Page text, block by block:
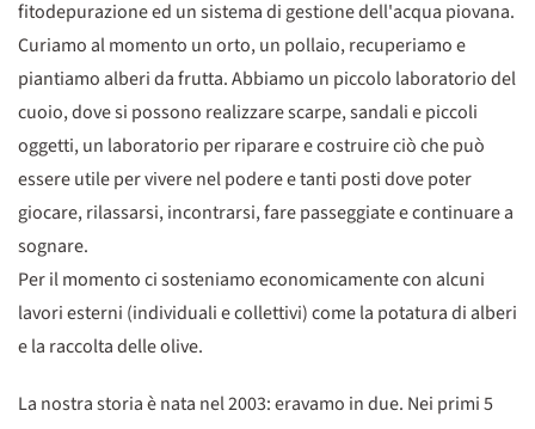
fitodepurazione ed un sistema di gestione dell'acqua piovana.
Curiamo al momento un orto, un pollaio, recuperiamo e
piantiamo alberi da frutta. Abbiamo un piccolo laboratorio del
cuoio, dove si possono realizzare scarpe, sandali e piccoli
oggetti, un laboratorio per riparare e costruire ciò che può
essere utile per vivere nel podere e tanti posti dove poter
giocare, rilassarsi, incontrarsi, fare passeggiate e continuare a
sognare.
Per il momento ci sosteniamo economicamente con alcuni
lavori esterni (individuali e collettivi) come la potatura di alberi
e la raccolta delle olive.
La nostra storia è nata nel 2003: eravamo in due. Nei primi 5